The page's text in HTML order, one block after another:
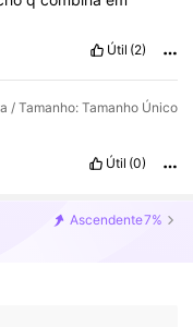
Útil (2)
/ Tamanho: Tamanho Único
Útil (0)
Ascendente7%